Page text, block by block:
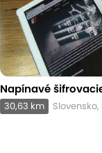
Napínavé
30,63 km